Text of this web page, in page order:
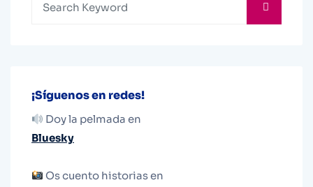
¡Síguenos en redes!
Doy la pelmada en
Bluesky
Os cuento historias en